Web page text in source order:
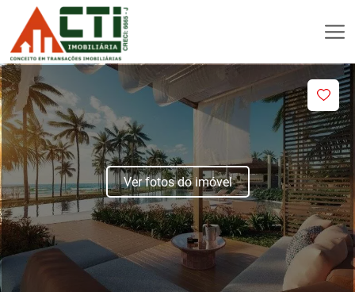
Ver fotos do imóvel